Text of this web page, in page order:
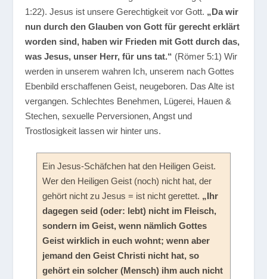
1:22). Jesus ist unsere Gerechtigkeit vor Gott. „Da wir
nun durch den Glauben von Gott für gerecht erklärt
worden sind, haben wir Frieden mit Gott durch das,
was Jesus, unser Herr, für uns tat.“ (Römer 5:1) Wir
werden in unserem wahren Ich, unserem nach Gottes
Ebenbild erschaffenen Geist, neugeboren. Das Alte ist
vergangen. Schlechtes Benehmen, Lügerei, Hauen &
Stechen, sexuelle Perversionen, Angst und
Trostlosigkeit lassen wir hinter uns.
Ein Jesus-Schäfchen hat den Heiligen Geist.
Wer den Heiligen Geist (noch) nicht hat, der
gehört nicht zu Jesus = ist nicht gerettet. „Ihr
dagegen seid (oder: lebt) nicht im Fleisch,
sondern im Geist, wenn nämlich Gottes
Geist wirklich in euch wohnt; wenn aber
jemand den Geist Christi nicht hat, so
gehört ein solcher (Mensch) ihm auch nicht